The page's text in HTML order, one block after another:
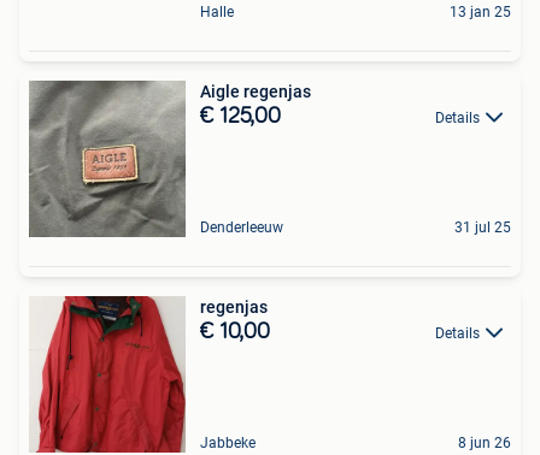
Halle 13 jan 25
Aigle regenjas
€ 125,00 Details
Denderleeuw 31 jul 25
regenjas
€ 10,00 Details
Jabbeke 8 jun 26